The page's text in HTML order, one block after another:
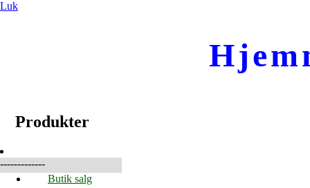
Luk
Produkter
-------------
Butik salg